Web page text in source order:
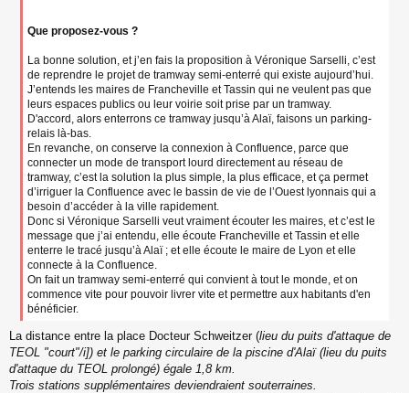
Que proposez-vous ?
La bonne solution, et j’en fais la proposition à Véronique Sarselli, c’est
de reprendre le projet de tramway semi-enterré qui existe aujourd’hui.
J’entends les maires de Francheville et Tassin qui ne veulent pas que
leurs espaces publics ou leur voirie soit prise par un tramway.
D'accord, alors enterrons ce tramway jusqu’à Alaï, faisons un parking-
relais là-bas.
En revanche, on conserve la connexion à Confluence, parce que
connecter un mode de transport lourd directement au réseau de
tramway, c’est la solution la plus simple, la plus efficace, et ça permet
d’irriguer la Confluence avec le bassin de vie de l’Ouest lyonnais qui a
besoin d’accéder à la ville rapidement.
Donc si Véronique Sarselli veut vraiment écouter les maires, et c’est le
message que j’ai entendu, elle écoute Francheville et Tassin et elle
enterre le tracé jusqu’à Alaï ; et elle écoute le maire de Lyon et elle
connecte à la Confluence.
On fait un tramway semi-enterré qui convient à tout le monde, et on
commence vite pour pouvoir livrer vite et permettre aux habitants d'en
bénéficier.
La distance entre la place Docteur Schweitzer (lieu du puits d'attaque de
TEOL "court"/i]) et le parking circulaire de la piscine d'Alaï (lieu du puits
d'attaque du TEOL prolongé) égale 1,8 km.
Trois stations supplémentaires deviendraient souterraines.